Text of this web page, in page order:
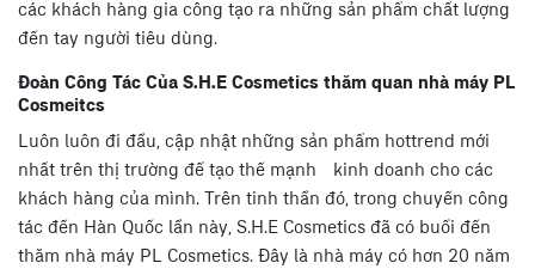
các khách hàng gia công tạo ra những sản phẩm chất lượng
đến tay người tiêu dùng.
Đoàn Công Tác Của S.H.E Cosmetics thăm quan nhà máy PL
Cosmeitcs
Luôn luôn đi đầu, cập nhật những sản phẩm hottrend mới
nhất trên thị trường để tạo thế mạnh kinh doanh cho các
khách hàng của mình. Trên tinh thần đó, trong chuyến công
tác đến Hàn Quốc lần này, S.H.E Cosmetics đã có buổi đến
thăm nhà máy PL Cosmetics. Đây là nhà máy có hơn 20 năm